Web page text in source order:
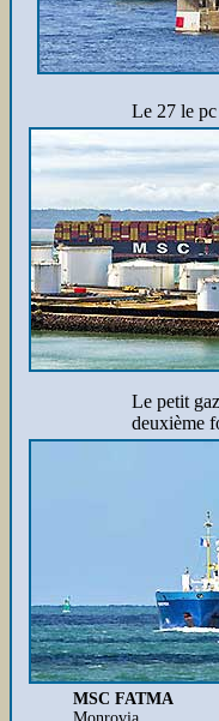
Le 27 le pc
Le petit
deuxième
MSC FATMA